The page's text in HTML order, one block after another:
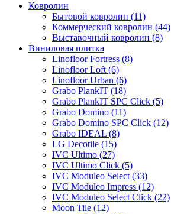
Ковролин
Бытовой ковролин (11)
Коммерческий ковролин (44)
Выставочный ковролин (8)
Виниловая плитка
Linofloor Fortress (8)
Linofloor Loft (6)
Linofloor Urban (6)
Grabo PlankIT (18)
Grabo PlankIT SPC Click (5)
Grabo Domino (11)
Grabo Domino SPC Click (12)
Grabo IDEAL (8)
LG Decotile (15)
IVC Ultimo (27)
IVC Ultimo Click (5)
IVC Moduleo Select (33)
IVC Moduleo Impress (12)
IVC Moduleo Select Click (22)
Moon Tile (12)